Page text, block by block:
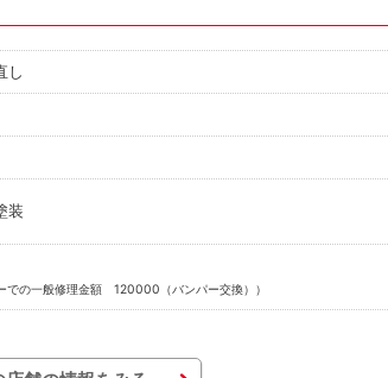
し
装
での一般修理金額 120000（バンパー交換））